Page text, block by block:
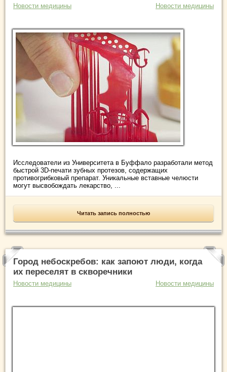
Новости медицины Новости медицины
Исследователи из Университета в Буффало разработали метод
быстрой 3D-печати зубных протезов, содержащих
противогрибковый препарат. Уникальные вставные челюсти
могут высвобождать лекарство, ...
Читать запись полностью
Город небоскребов: как запоют люди, когда
их переселят в скворечники
Новости медицины Новости медицины